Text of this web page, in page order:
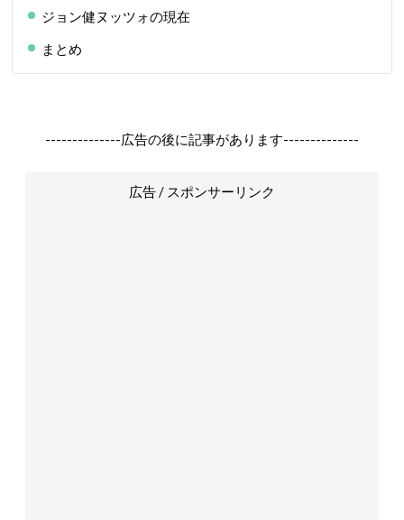
ジョン健ヌッツォの現在
まとめ
--------------広告の後に記事があります--------------
広告 / スポンサーリンク